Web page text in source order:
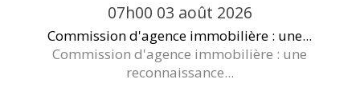
07h00 03 août 2026
Commission d'agence immobilière : une...
Commission d'agence immobilière : une
reconnaissance...